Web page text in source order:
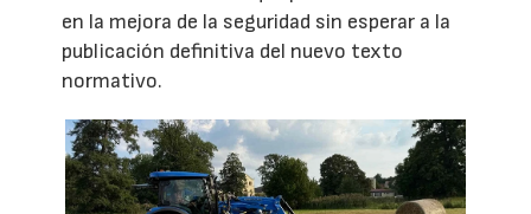
en la mejora de la seguridad sin esperar a la
publicación definitiva del nuevo texto
normativo.